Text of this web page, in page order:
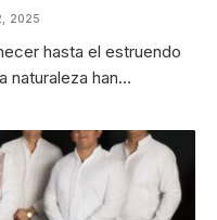
2025
hasta el estruendo
naturaleza han…